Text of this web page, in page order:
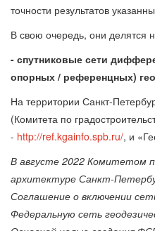
точности результатов
В свою очередь, они делятся
- спутниковые сети
опорных / референцных)
На территории Санкт-
(Комитета по
- http://ref.kgainfo.spb.ru/, и
В августе 2022 Комитетом
архитектуре Санкт-
Соглашение о включении
Федеральную сеть